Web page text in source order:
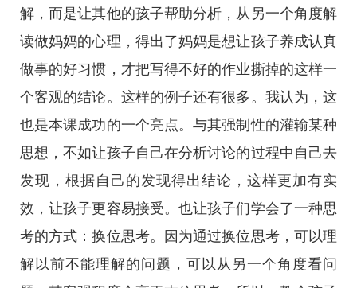
解，而是让其他的孩子帮助分析，从另一个角度解
读做妈妈的心理，得出了妈妈是想让孩子养成认真
做事的好习惯，才把写得不好的作业撕掉的这样一
个客观的结论。这样的例子还有很多。我认为，这
也是本课成功的一个亮点。与其强制性的灌输某种
思想，不如让孩子自己在分析讨论的过程中自己去
发现，根据自己的发现得出结论，这样更加有实
效，让孩子更容易接受。也让孩子们学会了一种思
考的方式：换位思考。因为通过换位思考，可以理
解以前不能理解的问题，可以从另一个角度看问